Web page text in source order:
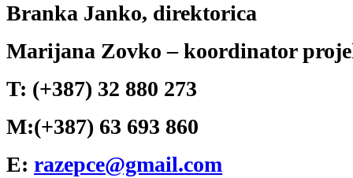
Branka Janko, direktorica
Marijana Zovko – koordinator
T: (+387) 32 880 273
M:(+387) 63 693 860
E: razepce@gmail.com